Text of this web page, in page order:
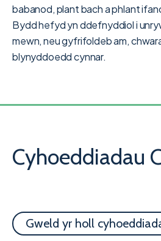
babanod, plant bach a phlant
Bydd hefyd yn ddefnyddiol i
mewn, neu gyfrifoldeb am,
blynyddoedd cynnar.
Cyhoeddiadau
Gweld yr holl